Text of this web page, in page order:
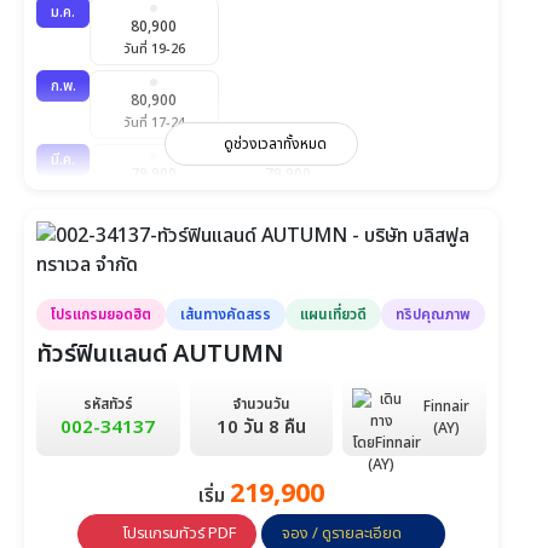
ม.ค.
80,900
วันที่ 19-26
ก.พ.
80,900
วันที่ 17-24
มี.ค.
ดูช่วงเวลาทั้งหมด
โปรแกรมยอดฮิต เส้นทางคัดสรร แผนเที่ยวดี ทริปคุณภาพ
ทัวร์ฟินแลนด์ AUTUMN
รหัสทัวร์
002-34137
จำนวนวัน
10 วัน 8 คืน
Finnair
(AY)
เริ่ม 219,900
โปรแกรมทัวร์ PDF จอง / ดูรายละเอียด